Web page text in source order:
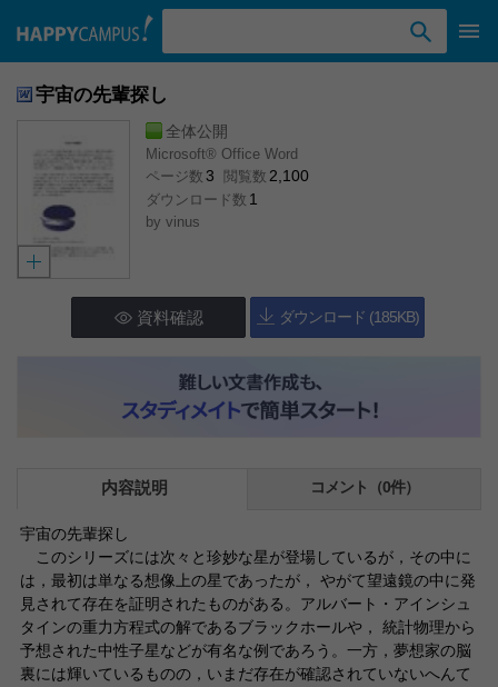
宇宙の先輩探し
全体公開
Microsoft® Office Word
ページ数 3 閲覧数 2,100
ダウンロード数 1
by vinus
資料確認 ダウンロード (185KB)
内容説明 コメント（0件）
宇宙の先輩探し
このシリーズには次々と珍妙な星が登場しているが，その中に
は，最初は単なる想像上の星であったが， やがて望遠鏡の中に発
見されて存在を証明されたものがある。アルバート・アインシュ
タインの重力方程式の解であるブラックホールや， 統計物理から
予想された中性子星などが有名な例であろう。一方，夢想家の脳
裏には輝いているものの，いまだ存在が確認されていないへんて